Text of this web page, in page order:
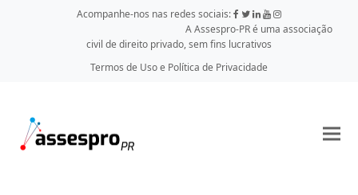
Acompanhe-nos nas redes sociais:
A Assespro-PR é uma associação
civil de direito privado, sem fins lucrativos
Termos de Uso e Política de Privacidade